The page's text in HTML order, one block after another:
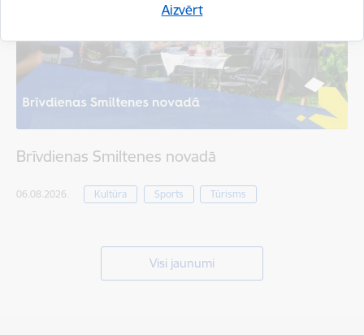
Aizvērt
Brīvdienas Smiltenes novadā
06.08.2026. Kultūra Sports Tūrisms
Visi jaunumi